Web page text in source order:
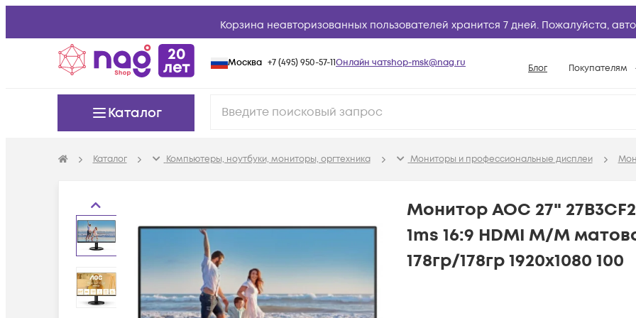
Корзина неавторизованных пользователей хранится 7 дней. Пожалуйста,
Москва +7 (495) 950-57-11Онлайн чатshop-msk@nag.ru Блог Покупателям
Условия
Возврат товара
Вопросы и
База знаний
Каталог
Каталог Компьютеры, ноутбуки, мониторы, оргтехника Мониторы и профессиональные дисплеи
Монитор AOC 27"
1ms 16:9 HDMI M/M
178гр/178гр 1920x1080 100